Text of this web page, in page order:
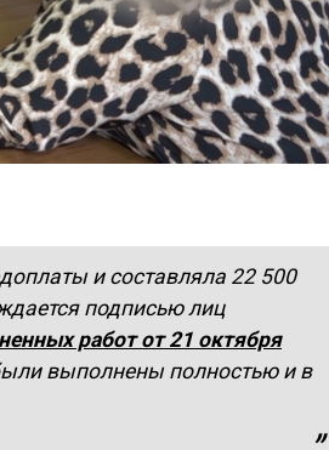
и составляла 22 500
подписью лиц
работ от 21 октября
выполнены полностью и в